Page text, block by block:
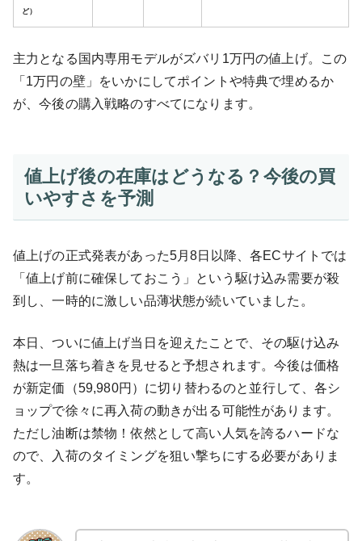
ど）
主力となる国内専用モデルがズバリ1万円の値上げ。この
「1万円の壁」をいかにしてポイントや特典で埋めるか
が、今後の購入戦略のすべてになります。
値上げ後の在庫はどうなる？今後の買
いやすさを予測
値上げの正式発表があった5月8日以降、各ECサイトでは
「値上げ前に確保しておこう」という駆け込み需要が殺
到し、一時的に激しい品薄状態が続いていました。
本日、ついに値上げ当日を迎えたことで、その駆け込み
熱は一旦落ち着きを見せると予想されます。今後は価格
が新定価（59,980円）に切り替わるのと並行して、各シ
ョップで徐々に再入荷の動きが出る可能性があります。
ただし油断は禁物！依然として高い人気を誇るハードな
ので、入荷のタイミングを狙い撃ちにする必要がありま
す。